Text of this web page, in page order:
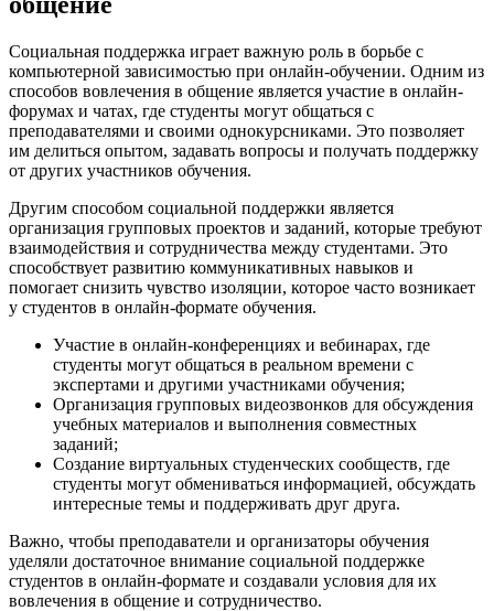
Социальная поддержка играет важную роль в борьбе с
компьютерной зависимостью при онлайн-обучении. Одним из
способов вовлечения в общение является участие в онлайн-
форумах и чатах, где студенты могут общаться с
преподавателями и своими однокурсниками. Это позволяет
им делиться опытом, задавать вопросы и получать поддержку
от других участников обучения.
Другим способом социальной поддержки является
организация групповых проектов и заданий, которые требуют
взаимодействия и сотрудничества между студентами. Это
способствует развитию коммуникативных навыков и
помогает снизить чувство изоляции, которое часто возникает
у студентов в онлайн-формате обучения.
Участие в онлайн-конференциях и вебинарах, где
студенты могут общаться в реальном времени с
экспертами и другими участниками обучения;
Организация групповых видеозвонков для обсуждения
учебных материалов и выполнения совместных
заданий;
Создание виртуальных студенческих сообществ, где
студенты могут обмениваться информацией, обсуждать
интересные темы и поддерживать друг друга.
Важно, чтобы преподаватели и организаторы обучения
уделяли достаточное внимание социальной поддержке
студентов в онлайн-формате и создавали условия для их
вовлечения в общение и сотрудничество.